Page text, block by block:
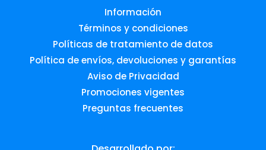
Información
Términos y condiciones
Políticas de tratamiento de datos
Política de envíos, devoluciones y garantías
Aviso de Privacidad
Promociones vigentes
Preguntas frecuentes